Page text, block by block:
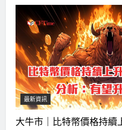
最新資訊
大牛市｜比特幣價格持續